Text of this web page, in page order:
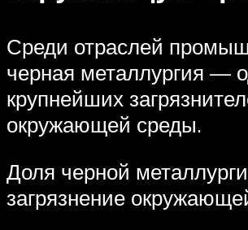
Среди отраслей
черная металлургия —
крупнейших
окружающей среды.
Доля черной
загрязнение